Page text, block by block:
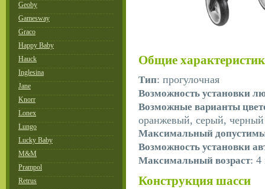
Geoby
Gamesway
Graco
Happy Baby
Hauck
Inglesina
Jane
Knorr
Lonex
Lungo
Lucky Baby
M&M
Prampol
Retrus
Общие
Тип: прогулочная
Возможность установки
Возможные варианты
оранжевый, серый, черный
Максимальный
Возможность установки
Максимальный возраст: 4
Конструкция шасси